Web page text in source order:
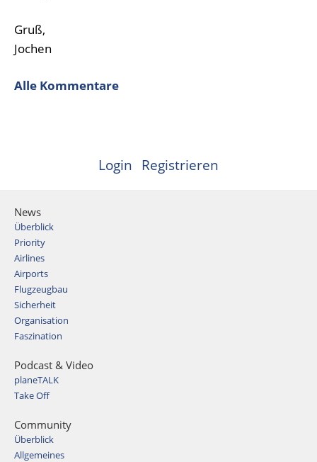
Gruß,
Jochen
Alle Kommentare
Login Registrieren
News
Überblick
Priority
Airlines
Airports
Flugzeugbau
Sicherheit
Organisation
Faszination
Podcast & Video
planeTALK
Take Off
Community
Überblick
Allgemeines